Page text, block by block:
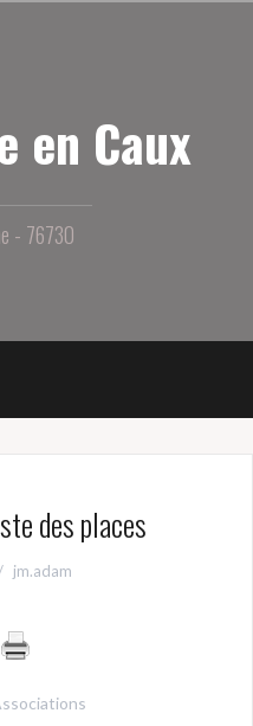
en Caux
- 76730
des places
jm.adam